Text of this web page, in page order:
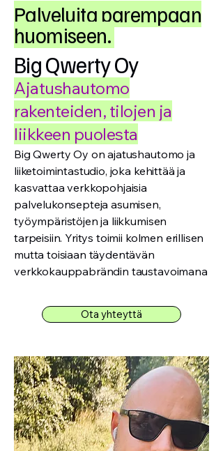
Palveluita parempaan
huomiseen.
Big Qwerty Oy
Ajatushautomo
rakenteiden, tilojen ja
liikkeen puolesta
Big Qwerty Oy on ajatushautomo ja
liiketoimintastudio, joka kehittää ja
kasvattaa verkkopohjaisia
palvelukonsepteja asumisen,
työympäristöjen ja liikkumisen
tarpeisiin. Yritys toimii kolmen erillisen
mutta toisiaan täydentävän
verkkokauppabrändin taustavoimana
Ota yhteyttä